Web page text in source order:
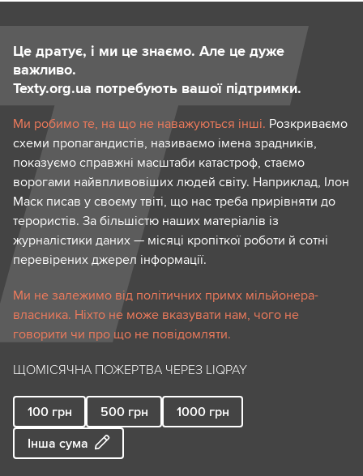
Це дратує, і ми це знаємо. Але це дуже
важливо.
Texty.org.ua потребують вашої підтримки.
Ми робимо те, на що не наважуються інші. Розкриваємо
схеми пропагандистів, називаємо імена зрадників,
показуємо справжні масштаби катастроф, стаємо
ворогами найвпливовіших людей світу. Наприклад, Ілон
Маск писав у своєму твіті, що нас треба прирівняти до
терористів. За більшістю наших матеріалів із
журналістики даних — місяці кропіткої роботи й сотні
перевірених джерел інформації.
Ми не залежимо від політичних примх мільйонера-
власника. Ніхто не може вказувати нам, чого не
говорити чи про що не повідомляти.
ЩОМІСЯЧНА ПОЖЕРТВА ЧЕРЕЗ LIQPAY
100 грн 500 грн 1000 грн
Інша сума